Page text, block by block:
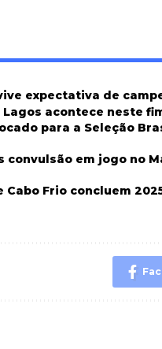
expectativa de
acontece neste
para a Seleção
em jogo no
Cabo Frio concluem